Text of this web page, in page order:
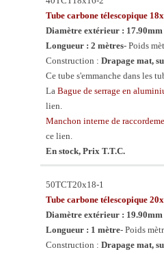
Tube carbone télescopique
Diamètre extérieur : 17.90mm
Longueur : 2 mètres- Poids
Construction : Drapage mat,
Ce tube s'emmanche dans les
La Bague de serrage en
lien.
Manchon interne de
ce lien.
En stock, Prix T.T.C.
50TCT20x18-1
Tube carbone télescopique
Diamètre extérieur : 19.90mm
Longueur : 1 mètre- Poids
Construction : Drapage mat,